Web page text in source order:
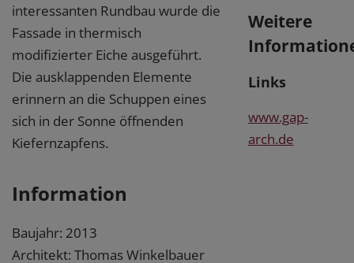
interessanten Rundbau wurde die
Fassade in thermisch
modifizierter Eiche ausgeführt.
Die ausklappenden Elemente
erinnern an die Schuppen eines
sich in der Sonne öffnenden
Kiefernzapfens.
Information
Baujahr: 2013
Architekt: Thomas Winkelbauer
Weitere
Links
www.gap-
arch.de